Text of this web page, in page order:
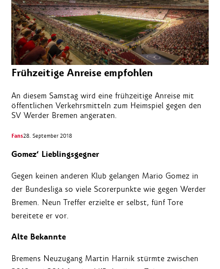
Frühzeitige Anreise empfohlen
An diesem Samstag wird eine frühzeitige Anreise mit
öffentlichen Verkehrsmitteln zum Heimspiel gegen den
SV Werder Bremen angeraten.
Fans28. September 2018
Gomez‘ Lieblingsgegner
Gegen keinen anderen Klub gelangen Mario Gomez in
der Bundesliga so viele Scorerpunkte wie gegen Werder
Bremen. Neun Treffer erzielte er selbst, fünf Tore
bereitete er vor.
Alte Bekannte
Bremens Neuzugang Martin Harnik stürmte zwischen